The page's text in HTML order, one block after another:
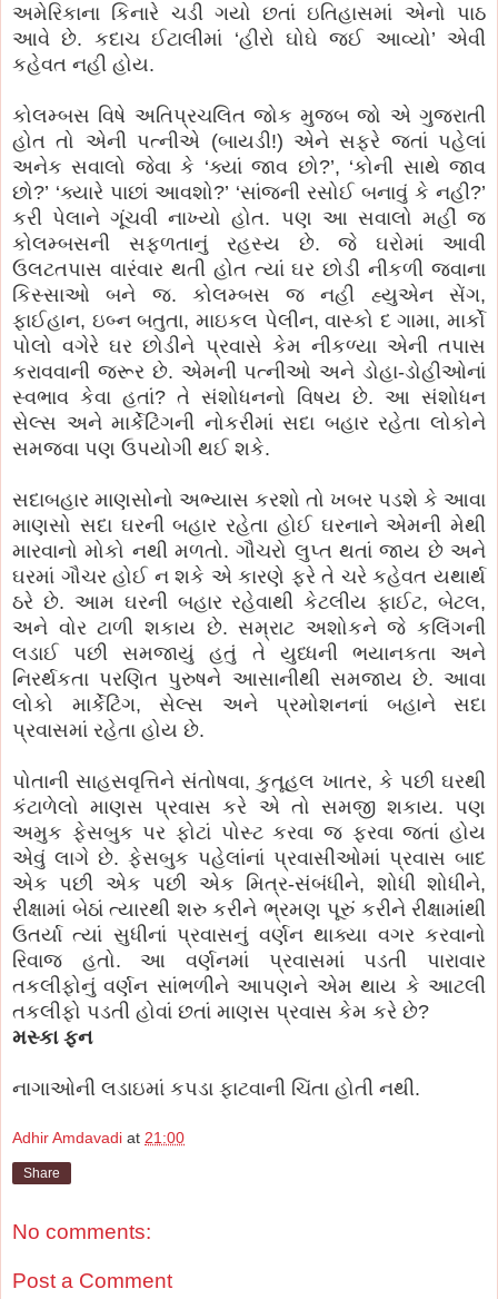
અમેરિકાના કિનારે ચડી ગયો છતાં ઇતિહાસમાં એનો પાઠ
આવે છે. કદાચ ઈટાલીમાં ‘હીરો ઘોઘે જઈ આવ્યો’ એવી
કહેવત નહી હોય.
કોલમ્બસ વિષે અતિપ્રચલિત જોક મુજબ જો એ ગુજરાતી
હોત તો એની પત્નીએ (બાયડી!) એને સફરે જતાં પહેલાં
અનેક સવાલો જેવા કે ‘ક્યાં જાવ છો?’, ‘કોની સાથે જાવ
છો?’ ‘ક્યારે પાછાં આવશો?’ ‘સાંજની રસોઈ બનાવું કે નહી?’
કરી પેલાને ગૂંચવી નાખ્યો હોત. પણ આ સવાલો મહીં જ
કોલમ્બસની સફળતાનું રહસ્ય છે. જે ઘરોમાં આવી
ઉલટતપાસ વારંવાર થતી હોત ત્યાં ઘર છોડી નીકળી જવાના
કિસ્સાઓ બને જ. કોલમ્બસ જ નહી હ્યુએન સેંગ,
ફાઈહાન, ઇબ્ન બતુતા, માઇકલ પેલીન, વાસ્કો દ ગામા, માર્કો
પોલો વગેરે ઘર છોડીને પ્રવાસે કેમ નીકળ્યા એની તપાસ
કરાવવાની જરૂર છે. એમની પત્નીઓ અને ડોહા-ડોહીઓનાં
સ્વભાવ કેવા હતાં? તે સંશોધનનો વિષય છે. આ સંશોધન
સેલ્સ અને માર્કેટિંગની નોકરીમાં સદા બહાર રહેતા લોકોને
સમજવા પણ ઉપયોગી થઈ શકે.
સદાબહાર માણસોનો અભ્યાસ કરશો તો ખબર પડશે કે આવા
માણસો સદા ઘરની બહાર રહેતા હોઈ ઘરનાને એમની મેથી
મારવાનો મોકો નથી મળતો. ગૌચરો લુપ્ત થતાં જાય છે અને
ઘરમાં ગૌચર હોઈ ન શકે એ કારણે ફરે તે ચરે કહેવત યથાર્થ
ઠરે છે. આમ ઘરની બહાર રહેવાથી કેટલીય ફાઈટ, બેટલ,
અને વોર ટાળી શકાય છે. સમ્રાટ અશોકને જે કલિંગની
લડાઈ પછી સમજાયું હતું તે યુધ્ધની ભયાનકતા અને
નિરર્થકતા પરણિત પુરુષને આસાનીથી સમજાય છે. આવા
લોકો માર્કેટિંગ, સેલ્સ અને પ્રમોશનનાં બહાને સદા
પ્રવાસમાં રહેતા હોય છે.
પોતાની સાહસવૃત્તિને સંતોષવા, કુતૂહલ ખાતર, કે પછી ઘરથી
કંટાળેલો માણસ પ્રવાસ કરે એ તો સમજી શકાય. પણ
અમુક ફેસબુક પર ફોટાં પોસ્ટ કરવા જ ફરવા જતાં હોય
એવું લાગે છે. ફેસબુક પહેલાંનાં પ્રવાસીઓમાં પ્રવાસ બાદ
એક પછી એક પછી એક મિત્ર-સંબંધીને, શોધી શોધીને,
રીક્ષામાં બેઠાં ત્યારથી શરુ કરીને ભ્રમણ પૂરું કરીને રીક્ષામાંથી
ઉતર્યા ત્યાં સુધીનાં પ્રવાસનું વર્ણન થાક્યા વગર કરવાનો
રિવાજ હતો. આ વર્ણનમાં પ્રવાસમાં પડતી પારાવાર
તકલીફોનું વર્ણન સાંભળીને આપણને એમ થાય કે આટલી
તકલીફો પડતી હોવાં છતાં માણસ પ્રવાસ કેમ કરે છે?
મસ્કા ફ્ન
નાગાઓની લડાઇમાં કપડા ફાટવાની ચિંતા હોતી નથી.
Adhir Amdavadi at 21:00
Share
No comments:
Post a Comment